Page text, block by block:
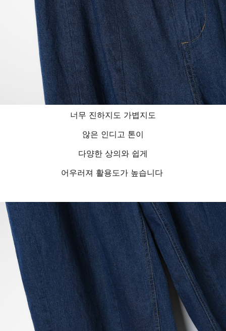
너무 진하지도 가볍지도
않은 인디고 톤이
다양한 상의와 쉽게
어우러져 활용도가 높습니다